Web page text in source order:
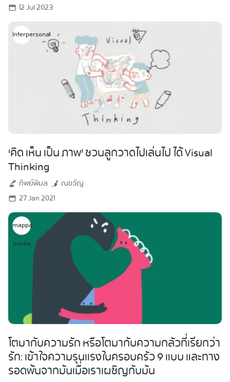
12 Jul 2023
Interpersonal
‘คิด เห็น เป็น ภาพ’ ชวนลูกวาดไปเล่นไป ได้ Visual
Thinking
ทิพย์พิมล
ณขวัญ
27 Jan 2021
mappa
media
โตมากับความรัก หรือโตมากับความกลัวที่เรียกว่า
รัก: เข้าใจความรุนแรงในครอบครัว 9 แบบ และทาง
รอดพ้นจากมันเมื่อเราเผชิญกับมัน